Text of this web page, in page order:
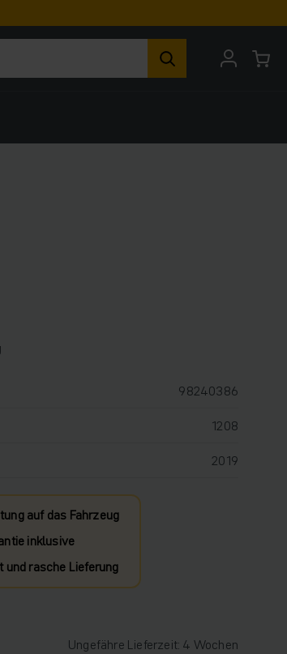
98240386
1208
2019
auf das Fahrzeug
inklusive
und rasche Lieferung
Ungefähre Lieferzeit: 4 Wochen